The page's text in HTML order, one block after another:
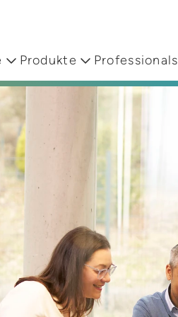
Produkte Professionals